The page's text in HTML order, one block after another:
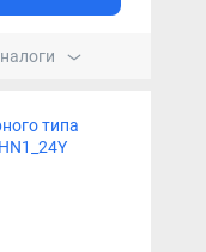
типа